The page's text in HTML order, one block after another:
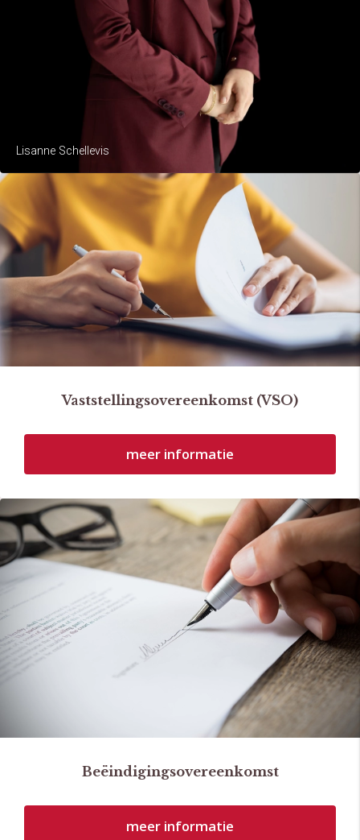
Lisanne Schellevis
Vaststellingsovereenkomst (VSO)
meer informatie
Beëindigingsovereenkomst
meer informatie